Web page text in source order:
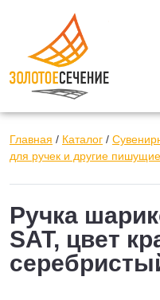
Главная / Каталог /
для ручек и другие
Ручка
SAT, цвет